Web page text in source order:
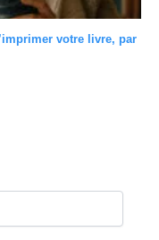
votre livre, par